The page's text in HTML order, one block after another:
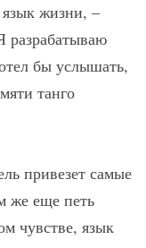
жизни, –
разрабатываю
бы услышать,
танго
привезет самые
же еще петь
чувстве, язык